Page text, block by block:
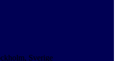
Sverige